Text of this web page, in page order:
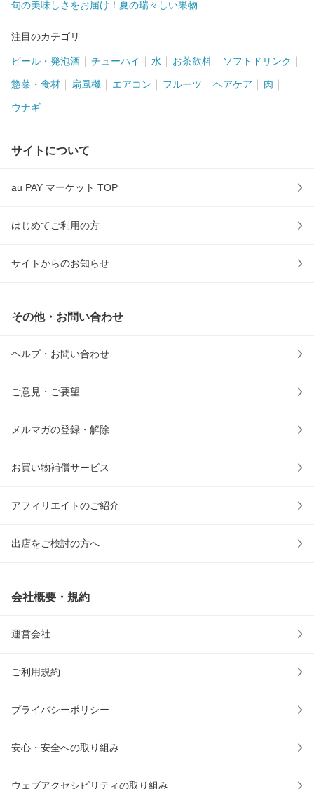
旬の美味しさをお届け！夏の瑞々しい果物
注目のカテゴリ
ビール・発泡酒 チューハイ 水 お茶飲料 ソフトドリンク
惣菜・食材 扇風機 エアコン フルーツ ヘアケア 肉
ウナギ
サイトについて
au PAY マーケット TOP
はじめてご利用の方
サイトからのお知らせ
その他・お問い合わせ
ヘルプ・お問い合わせ
ご意見・ご要望
メルマガの登録・解除
お買い物補償サービス
アフィリエイトのご紹介
出店をご検討の方へ
会社概要・規約
運営会社
ご利用規約
プライバシーポリシー
安心・安全への取り組み
ウェブアクセシビリティの取り組み